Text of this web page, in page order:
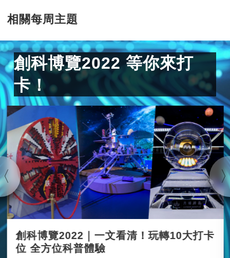
相關每周主題
創科博覽2022 等你來打
卡！
創科博覽2022｜一文看清！玩轉10大打卡
位 全方位科普體驗